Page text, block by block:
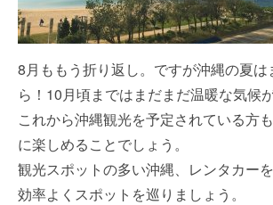
8月ももう折り返し。ですが沖縄の夏
ら！10月頃まではまだまだ温暖な気候
これから沖縄観光を予定されている方
に楽しめることでしょう。
観光スポットの多い沖縄、レンタカー
効率よくスポットを巡りましょう。